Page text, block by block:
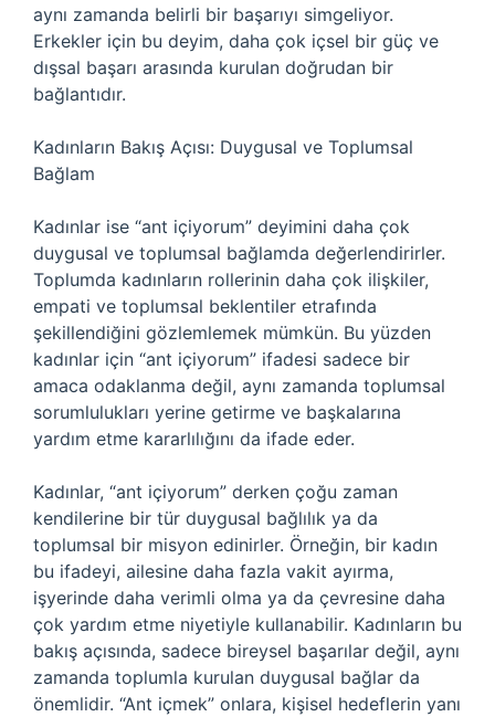
aynı zamanda belirli bir başarıyı simgeliyor.
Erkekler için bu deyim, daha çok içsel bir güç ve
dışsal başarı arasında kurulan doğrudan bir
bağlantıdır.
Kadınların Bakış Açısı: Duygusal ve Toplumsal
Bağlam
Kadınlar ise “ant içiyorum” deyimini daha çok
duygusal ve toplumsal bağlamda değerlendirirler.
Toplumda kadınların rollerinin daha çok ilişkiler,
empati ve toplumsal beklentiler etrafında
şekillendiğini gözlemlemek mümkün. Bu yüzden
kadınlar için “ant içiyorum” ifadesi sadece bir
amaca odaklanma değil, aynı zamanda toplumsal
sorumlulukları yerine getirme ve başkalarına
yardım etme kararlılığını da ifade eder.
Kadınlar, “ant içiyorum” derken çoğu zaman
kendilerine bir tür duygusal bağlılık ya da
toplumsal bir misyon edinirler. Örneğin, bir kadın
bu ifadeyi, ailesine daha fazla vakit ayırma,
işyerinde daha verimli olma ya da çevresine daha
çok yardım etme niyetiyle kullanabilir. Kadınların bu
bakış açısında, sadece bireysel başarılar değil, aynı
zamanda toplumla kurulan duygusal bağlar da
önemlidir. “Ant içmek” onlara, kişisel hedeflerin yanı